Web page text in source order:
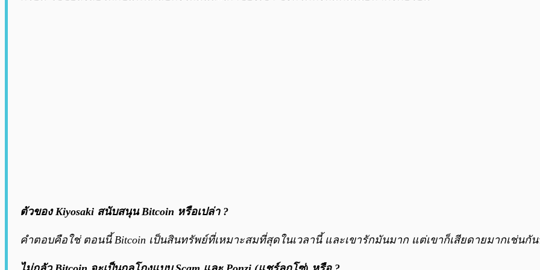
ตัวของ Kiyosaki สนับสนุน Bitcoin หรือเปล่า ?
คำตอบคือใช่ ตอนนี้ Bitcoin เป็นสินทรัพย์ที่เหมาะสมที่สุดในเวลานี้ และเขารักมันมาก แต่เขาก็เสียดายมากเช่นกั